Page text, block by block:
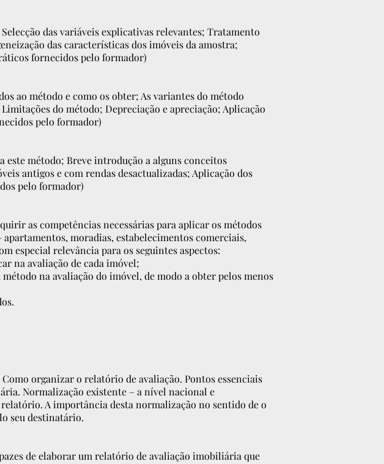
das variáveis explicativas relevantes; Tratamento
das características dos imóveis da amostra;
fornecidos pelo formador)
ao método e como os obter; As variantes do método
do método; Depreciação e apreciação; Aplicação
pelo formador)
este método; Breve introdução a alguns conceitos
antigos e com rendas desactualizadas; Aplicação dos
pelo formador)
as competências necessárias para aplicar os métodos
moradias, estabelecimentos comerciais,
especial relevância para os seguintes aspectos:
na avaliação de cada imóvel;
na avaliação do imóvel, de modo a obter pelos menos
organizar o relatório de avaliação. Pontos essenciais
Normalização existente – a nível nacional e
A importância desta normalização no sentido de o
seu destinatário.
de elaborar um relatório de avaliação imobiliária que